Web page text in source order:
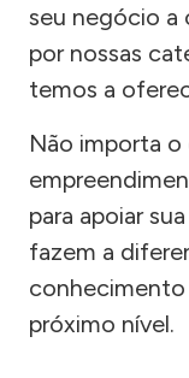
seu negócio a
por nossas
temos a
Não importa
para apoiar
fazem a
conhecimento
próximo nível.